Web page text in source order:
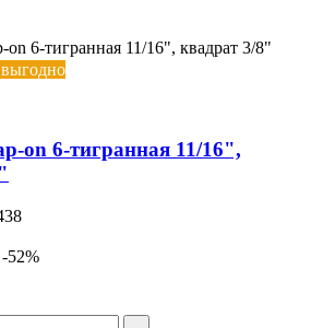
on 6-тигранная 11/16",
-52%